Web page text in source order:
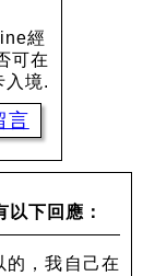
經
可在
境.
言
以下回應：
的，我自己在